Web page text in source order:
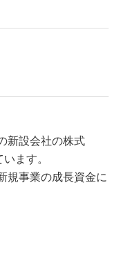
新設会社の株式
ます。
規事業の成長資金に